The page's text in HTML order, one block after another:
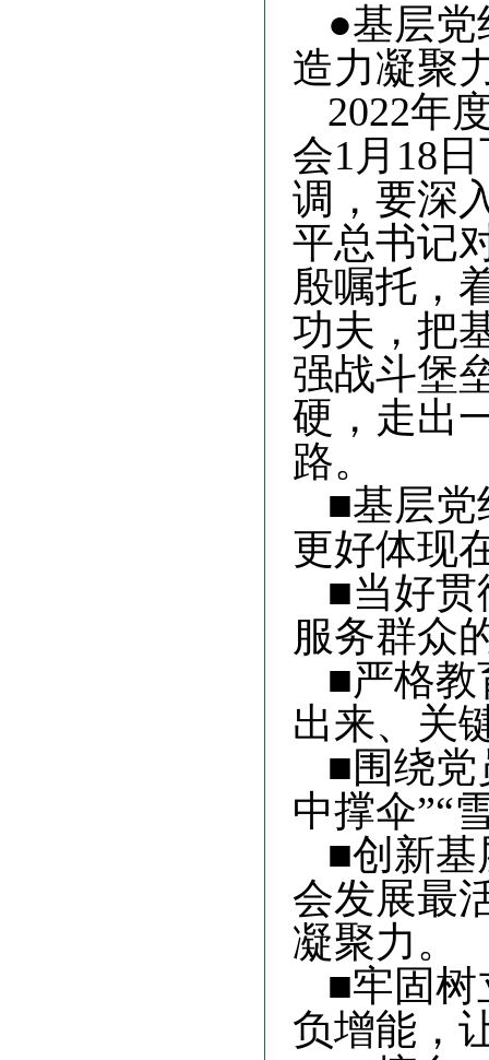
●基层
造力凝聚
2022年
会1月18日
调，要深
平总书记
殷嘱托，
功夫，把
强战斗堡
硬，走出
路。
■基层党
更好体现
■当好贯
服务群众
■严格教
出来、关
■围绕党
中撑伞”“
■创新基
会发展最
凝聚力 。
■牢固树
负增能，